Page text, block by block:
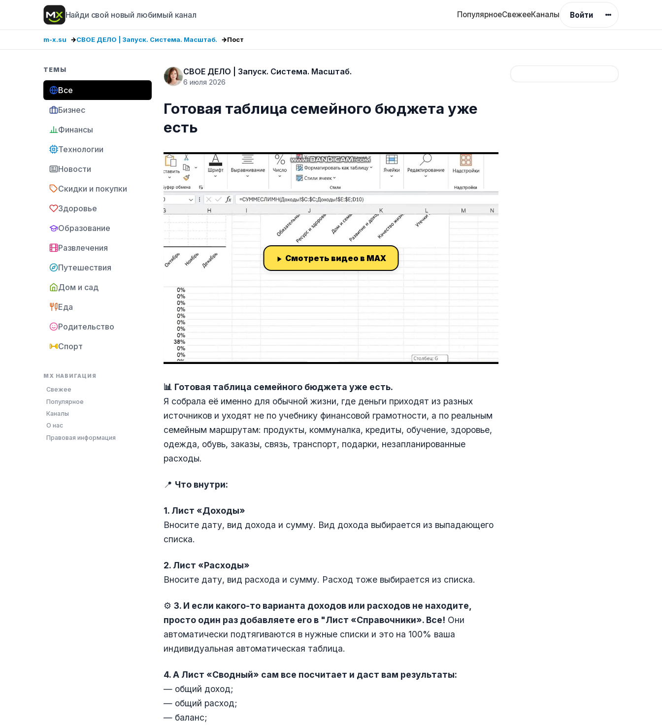
Найди свой новый любимый канал ПопулярноеСвежееКаналы Войти
m-x.su СВОЕ ДЕЛО | Запуск. Система. Масштаб. Пост
ТЕМЫ
Все
Бизнес
Финансы
Технологии
Новости
Скидки и покупки
Здоровье
Образование
Развлечения
Путешествия
Дом и сад
Еда
Родительство
Спорт
MX НАВИГАЦИЯ
Свежее
Популярное
Каналы
О нас
Правовая информация
СВОЕ ДЕЛО | Запуск. Система. Масштаб.
6 июля 2026
Готовая таблица семейного бюджета уже
есть
Смотреть видео в MAX
📊 Готовая таблица семейного бюджета уже есть.
Я собрала её именно для обычной жизни, где деньги приходят из разных
источников и уходят не по учебнику финансовой грамотности, а по реальным
семейным маршрутам: продукты, коммуналка, кредиты, обучение, здоровье,
одежда, обувь, заказы, связь, транспорт, подарки, незапланированные
расходы.
📍 Что внутри:
1. Лист «Доходы»
Вносите дату, вид дохода и сумму. Вид дохода выбирается из выпадающего
списка.
2. Лист «Расходы»
Вносите дату, вид расхода и сумму. Расход тоже выбирается из списка.
⚙️ 3. И если какого-то варианта доходов или расходов не находите,
просто один раз добавляете его в "Лист «Справочники». Все! Они
автоматически подтягиваются в нужные списки и это на 100% ваша
индивидуальная автоматическая таблица.
4. А Лист «Сводный» сам все посчитает и даст вам результаты:
— общий доход;
— общий расход;
— баланс;